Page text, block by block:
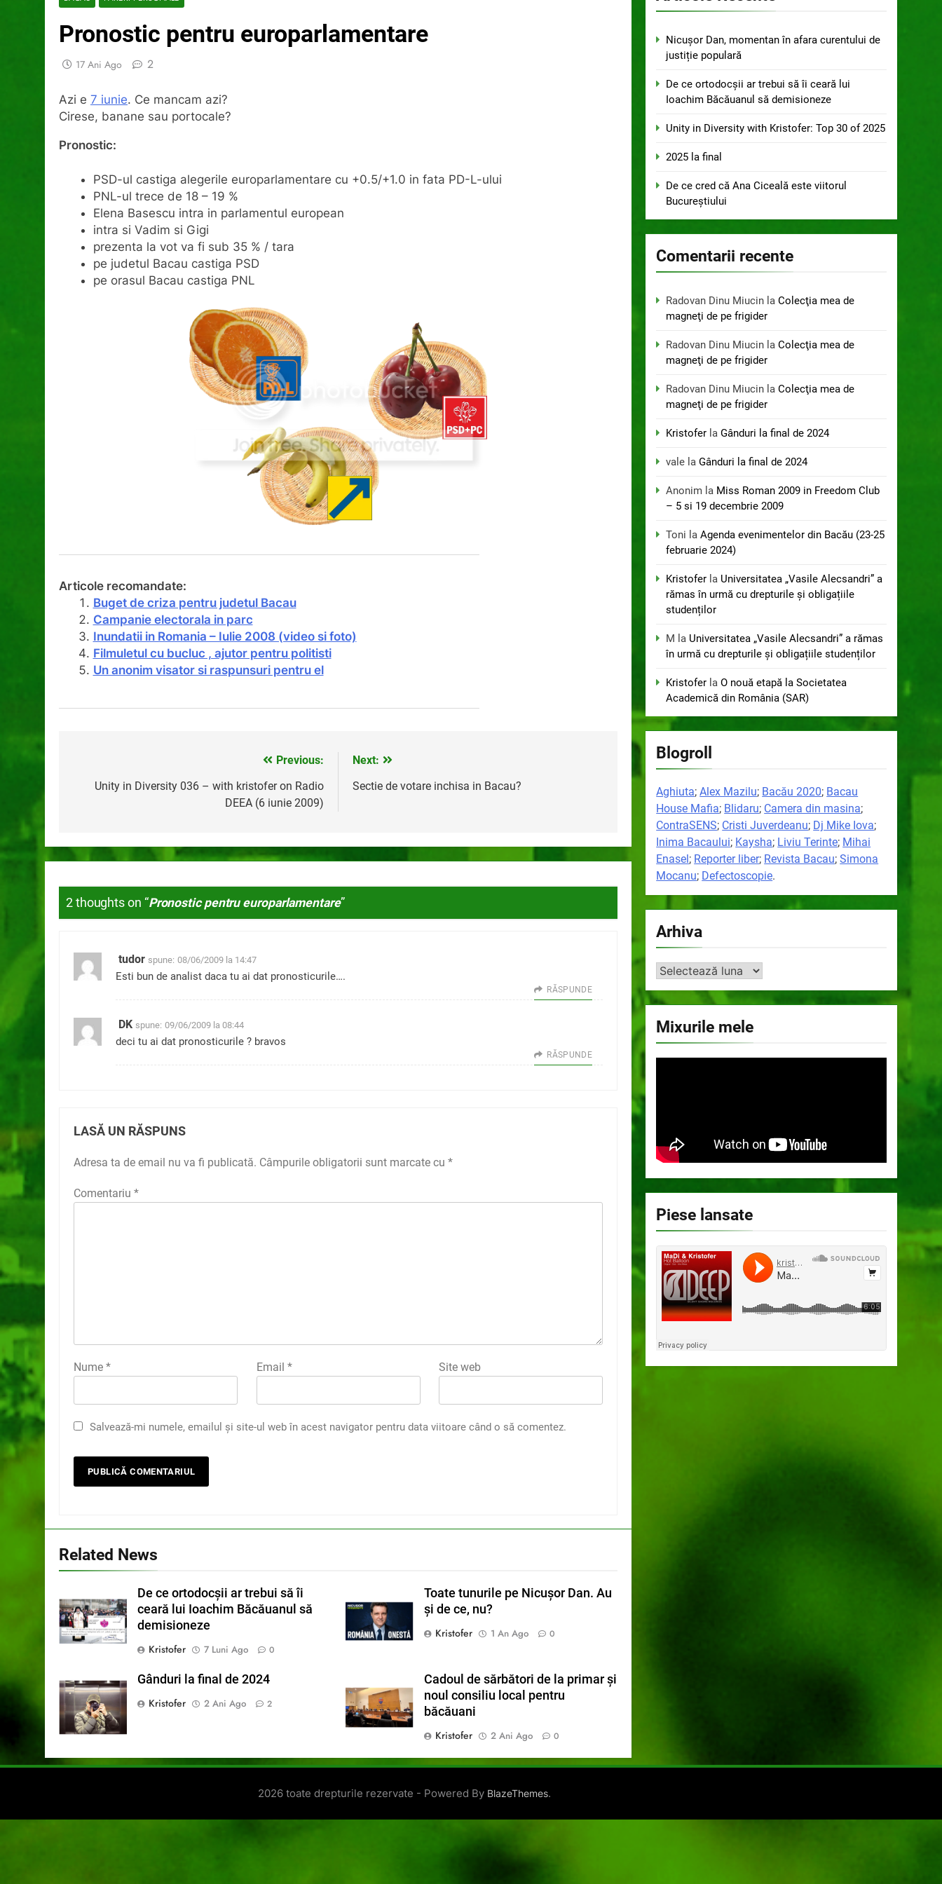
Pronostic pentru europarlamentare
17 Ani Ago 2
Azi e 7 iunie. Ce mancam azi?
Cirese, banane sau portocale?
Pronostic:
PSD-ul castiga alegerile europarlamentare cu +0.5/+1.0 in fata PD-L-ului
PNL-ul trece de 18 – 19 %
Elena Basescu intra in parlamentul european
intra si Vadim si Gigi
prezenta la vot va fi sub 35 % / tara
pe judetul Bacau castiga PSD
pe orasul Bacau castiga PNL
Articole recomandate:
Buget de criza pentru judetul Bacau
Campanie electorala in parc
Inundatii in Romania – Iulie 2008 (video si foto)
Filmuletul cu bucluc , ajutor pentru politisti
Un anonim visator si raspunsuri pentru el
Previous:
Unity in Diversity 036 – with kristofer on Radio
DEEA (6 iunie 2009)
Next:
Sectie de votare inchisa in Bacau?
2 thoughts on “Pronostic pentru europarlamentare”
tudor spune: 08/06/2009 la 14:47
Esti bun de analist daca tu ai dat pronosticurile….
RĂSPUNDE
DK spune: 09/06/2009 la 08:44
deci tu ai dat pronosticurile ? bravos
RĂSPUNDE
LASĂ UN RĂSPUNS
Adresa ta de email nu va fi publicată. Câmpurile obligatorii sunt marcate cu *
Comentariu *
Nume * Email * Site web
Salvează-mi numele, emailul și site-ul web în acest navigator pentru data viitoare când o să comentez.
Related News
De ce ortodocșii ar trebui să îi
ceară lui Ioachim Băcăuanul să
demisioneze
Kristofer
7 Luni Ago 0
Toate tunurile pe Nicușor Dan. Au
și de ce, nu?
Kristofer
1 An Ago 0
Gânduri la final de 2024
Kristofer
2 Ani Ago 2
Cadoul de sărbători de la primar și
noul consiliu local pentru
băcăuani
Kristofer
2 Ani Ago 0
Nicușor Dan, momentan în afara curentului de
justiție populară
De ce ortodocșii ar trebui să îi ceară lui
Ioachim Băcăuanul să demisioneze
Unity in Diversity with Kristofer: Top 30 of 2025
2025 la final
De ce cred că Ana Ciceală este viitorul
Bucureștiului
Comentarii recente
Radovan Dinu Miucin laColecţia mea de
magneţi de pe frigider
Radovan Dinu Miucin laColecţia mea de
magneţi de pe frigider
Radovan Dinu Miucin laColecţia mea de
magneţi de pe frigider
Kristofer laGânduri la final de 2024
vale laGânduri la final de 2024
Anonim la Miss Roman 2009 in Freedom Club
– 5 si 19 decembrie 2009
Toni laAgenda evenimentelor din Bacău (23-25
februarie 2024)
Kristofer la Universitatea „Vasile Alecsandri” a
rămas în urmă cu drepturile și obligațiile
studenților
M la Universitatea „Vasile Alecsandri” a rămas
în urmă cu drepturile și obligațiile studenților
Kristofer laO nouă etapă la Societatea
Academică din România (SAR)
Blogroll
Aghiuta;Alex Mazilu; Bacău 2020; Bacau
House Mafia; Blidaru; Camera din masina;
ContraSENS; Cristi Juverdeanu; Dj Mike Iova;
Inima Bacaului; Kaysha; Liviu Terinte; Mihai
Enasel; Reporter liber; Revista Bacau;Simona
Mocanu; Defectoscopie.
Arhiva
Arhiva
Mixurile mele
Piese lansate
2026 toate drepturile rezervate - Powered By BlazeThemes.